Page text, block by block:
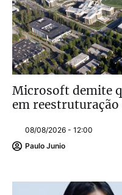
Microsoft demite
em reestruturação
08/08/2026 - 12:00
Paulo Junio